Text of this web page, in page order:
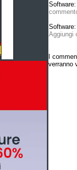
Aggiungi
I
verranno